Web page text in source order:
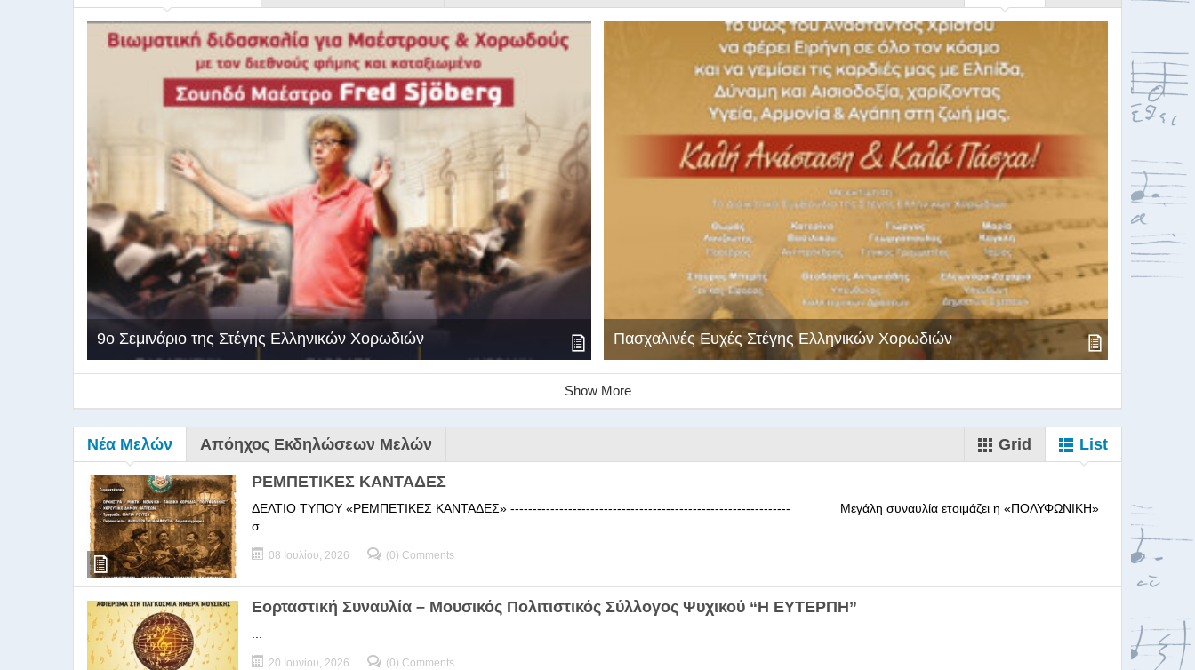
9ο Σεμινάριο της Στέγης Ελληνικών Χορωδιών
9Ο Σεμινάριο Διεύθυνσης Χορωδίας της Στέγης Ελληνικών Χορωδιών Βιωματική διδασκαλία για Μαέστρου...
9ο Σεμινάριο της Στέγης Ελληνικών Χορωδιών Πασχαλινές Ευχές Στέγης Ελληνικών Χορωδιών
Show More
Νέα Μελών Απόηχος Εκδηλώσεων Μελών Grid List
ΡΕΜΠΕΤΙΚΕΣ ΚΑΝΤΑΔΕΣ
ΔΕΛΤΙΟ ΤΥΠΟΥ «ΡΕΜΠΕΤΙΚΕΣ ΚΑΝΤΑΔΕΣ» --------------------------------------------------------------- Μεγάλη συναυλία ετοιμάζει η «ΠΟΛΥΦΩΝΙΚΗ»
σ ...
08 Ιουλίου, 2026 (0) Comments
Εορταστική Συναυλία – Μουσικός Πολιτιστικός Σύλλογος Ψυχικού “Η ΕΥΤΕΡΠΗ”
20 Ιουνίου, 2026 (0) Comments